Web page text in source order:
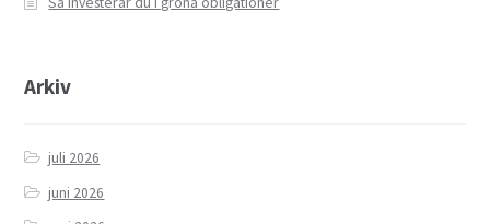
Arkiv
juli 2026
juni 2026